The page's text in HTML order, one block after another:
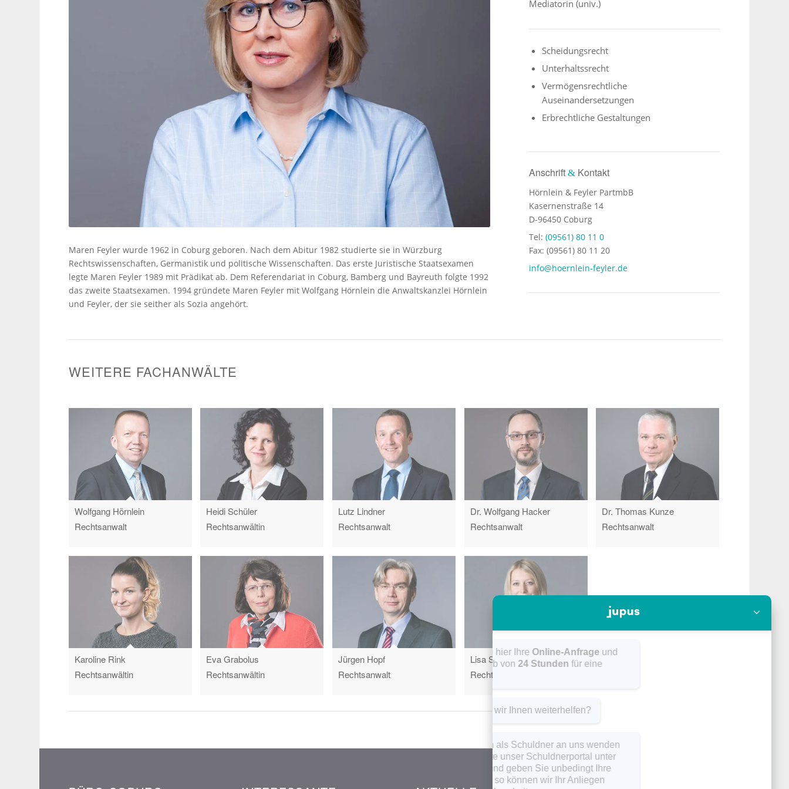
Maren Feyler wurde 1962 in Coburg geboren. Nach dem Abitur 1982 studierte sie in Würzburg
Rechtswissenschaften, Germanistik und politische Wissenschaften. Das erste Juristische Staatsexamen
legte Maren Feyler 1989 mit Prädikat ab. Dem Referendariat in Coburg, Bamberg und Bayreuth folgte 1992
das zweite Staatsexamen. 1994 gründete Maren Feyler mit Wolfgang Hörnlein die Anwaltskanzlei Hörnlein
und Feyler, der sie seither als Sozia angehört.
Mediatorin (univ.)
Scheidungsrecht
Unterhaltssrecht
Vermögensrechtliche
Auseinandersetzungen
Erbrechtliche Gestaltungen
Anschrift& Kontakt
Hörnlein & Feyler PartmbB
Kasernenstraße 14
D-96450 Coburg
Tel:(09561) 80 11 0
Fax: (09561) 80 11 20
info@hoernlein-feyler.de
WEITERE FACHANWÄLTE
Wolfgang Hörnlein
Rechtsanwalt
Heidi Schüler
Rechtsanwältin
Lutz Lindner
Rechtsanwalt
Dr. Wolfgang Hacker
Rechtsanwalt
Dr. Thomas Kunze
Rechtsanwalt
Karoline Rink
Rechtsanwältin
Eva Grabolus
Rechtsanwältin
Jürgen Hopf
Rechtsanwalt
Lisa Sommer
Rechtsanwältin
Hallo! Stellen Sie gleich hier Ihre
wir melden uns innerhalb von
Wobei können wir Ihnen weiterhelfen?
Hinweis: Wenn Sie sich als Schuldner an uns wenden
möchten, nutzen Sie bitte unser Schuldnerportal unter
www.hf-forderung.deund geben Sie unbedingt Ihre
Inkassonummer an. Nur so können wir Ihr Anliegen